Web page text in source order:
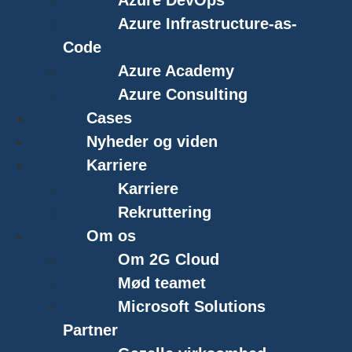
Azure Infrastructure-as-
Code
Azure Academy
Azure Consulting
Cases
Nyheder og viden
Karriere
Karriere
Rekruttering
Om os
Om 2G Cloud
Mød teamet
Microsoft Solutions
Partner